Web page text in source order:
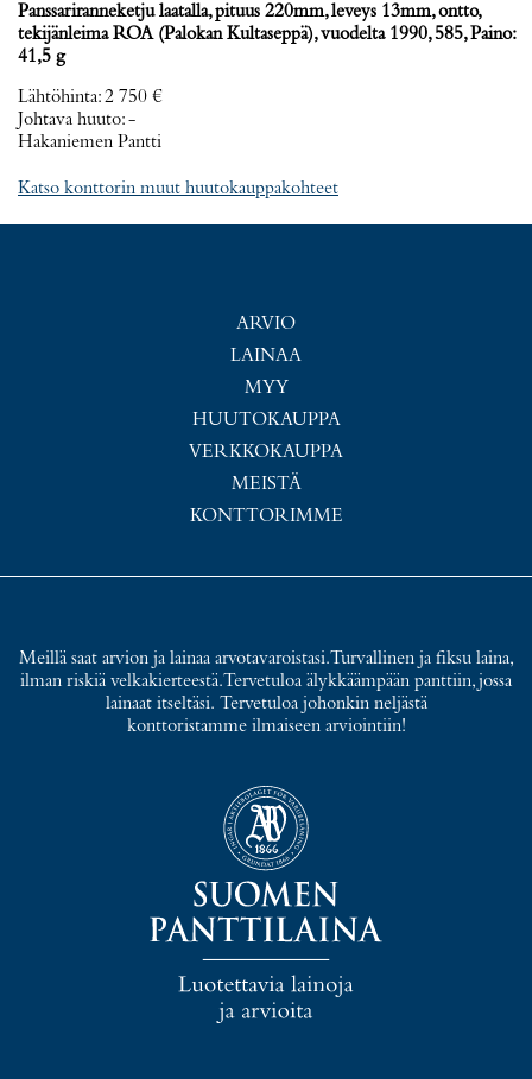
Panssariranneketju laatalla, pituus 220mm, leveys 13mm, ontto,
tekijänleima ROA (Palokan Kultaseppä), vuodelta 1990, 585, Paino:
41,5 g
Lähtöhinta:2 750 €
Johtava huuto:-
Hakaniemen Pantti
Katso konttorin muut huutokauppakohteet
ARVIO
LAINAA
MYY
HUUTOKAUPPA
VERKKOKAUPPA
MEISTÄ
KONTTORIMME
Meillä saat arvion ja lainaa arvotavaroistasi. Turvallinen ja fiksu laina,
ilman riskiä velkakierteestä. Tervetuloa älykkäämpään panttiin, jossa
lainaat itseltäsi. Tervetuloa johonkin neljästä
konttoristamme ilmaiseen arviointiin!